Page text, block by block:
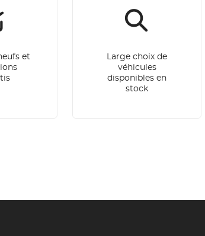
et
Large choix de
véhicules
disponibles en
stock